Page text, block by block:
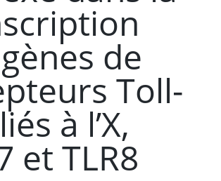
de
Toll-
à l’X,
et TLR8